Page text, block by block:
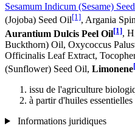
Sesamum Indicum (Sesame)
(Jojoba) Seed Oil[1], Argania
Aurantium Dulcis Peel Oil[1],
Buckthorn) Oil, Oxycoccus
Officinalis Leaf Extract,
(Sunflower) Seed Oil, Limonene
issu de l'agriculture
à partir d'huiles essentielles
Informations juridiques